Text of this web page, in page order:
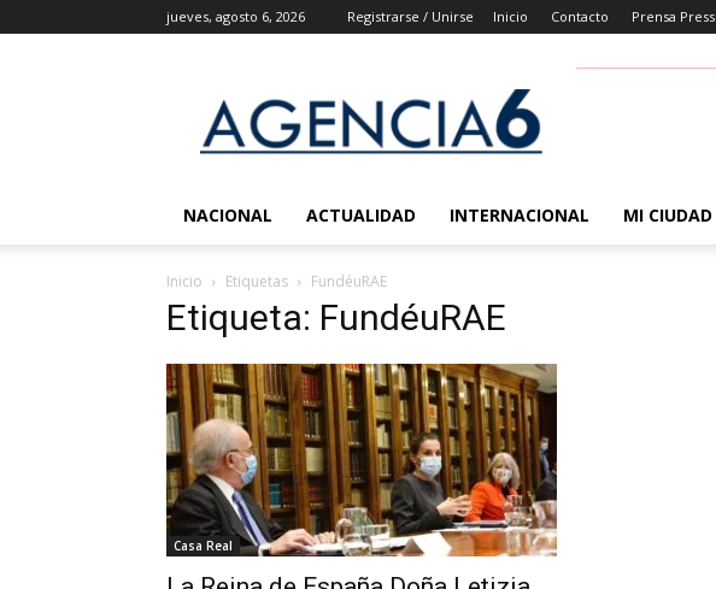
jueves, agosto 6, 2026 Registrarse / Unirse Inicio Contacto Prensa Press
6
Noticias
NACIONAL ACTUALIDAD INTERNACIONAL MI CIUDAD
Inicio Etiquetas FundéuRAE
Etiqueta: FundéuRAE
Casa Real